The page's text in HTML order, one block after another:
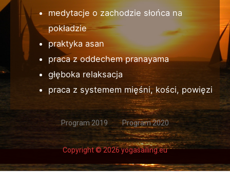
medytacje o zachodzie słońca na
pokładzie
praktyka asan
praca z oddechem pranayama
głęboka relaksacja
praca z systemem mięśni, kości, powięzi
Copyright © 2026 yogasailing.eu
Program 2019 Program 2020